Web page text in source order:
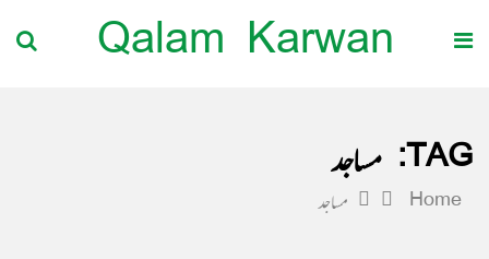
Qalam Karwan
TAG: مساجد
Home مساجد